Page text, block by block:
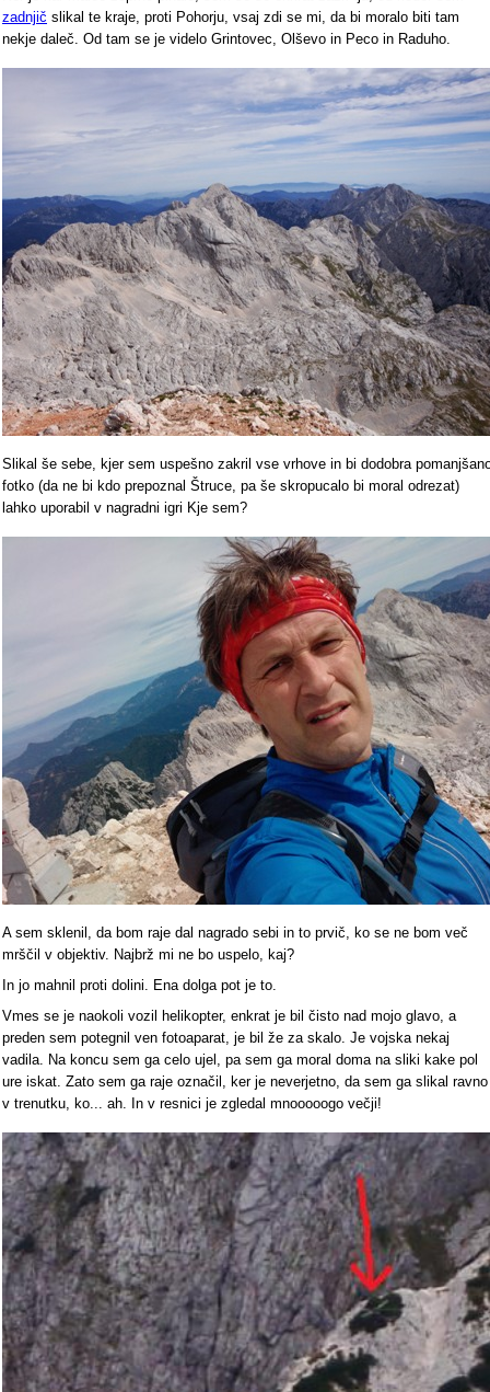
zadnjič slikal te kraje, proti Pohorju, vsaj zdi se mi, da bi moralo biti tam
nekje daleč. Od tam se je videlo Grintovec, Olševo in Peco in Raduho.
Slikal še sebe, kjer sem uspešno zakril vse vrhove in bi dodobra
fotko (da ne bi kdo prepoznal Štruce, pa še skropucalo bi moral odrezat)
lahko uporabil v nagradni igri Kje sem?
A sem sklenil, da bom raje dal nagrado sebi in to prvič, ko se ne bom več
mrščil v objektiv. Najbrž mi ne bo uspelo, kaj?
In jo mahnil proti dolini. Ena dolga pot je to.
Vmes se je naokoli vozil helikopter, enkrat je bil čisto nad mojo glavo, a
preden sem potegnil ven fotoaparat, je bil že za skalo. Je vojska nekaj
vadila. Na koncu sem ga celo ujel, pa sem ga moral doma na sliki kake pol
ure iskat. Zato sem ga raje označil, ker je neverjetno, da sem ga slikal ravno
v trenutku, ko... ah. In v resnici je zgledal mnooooogo večji!